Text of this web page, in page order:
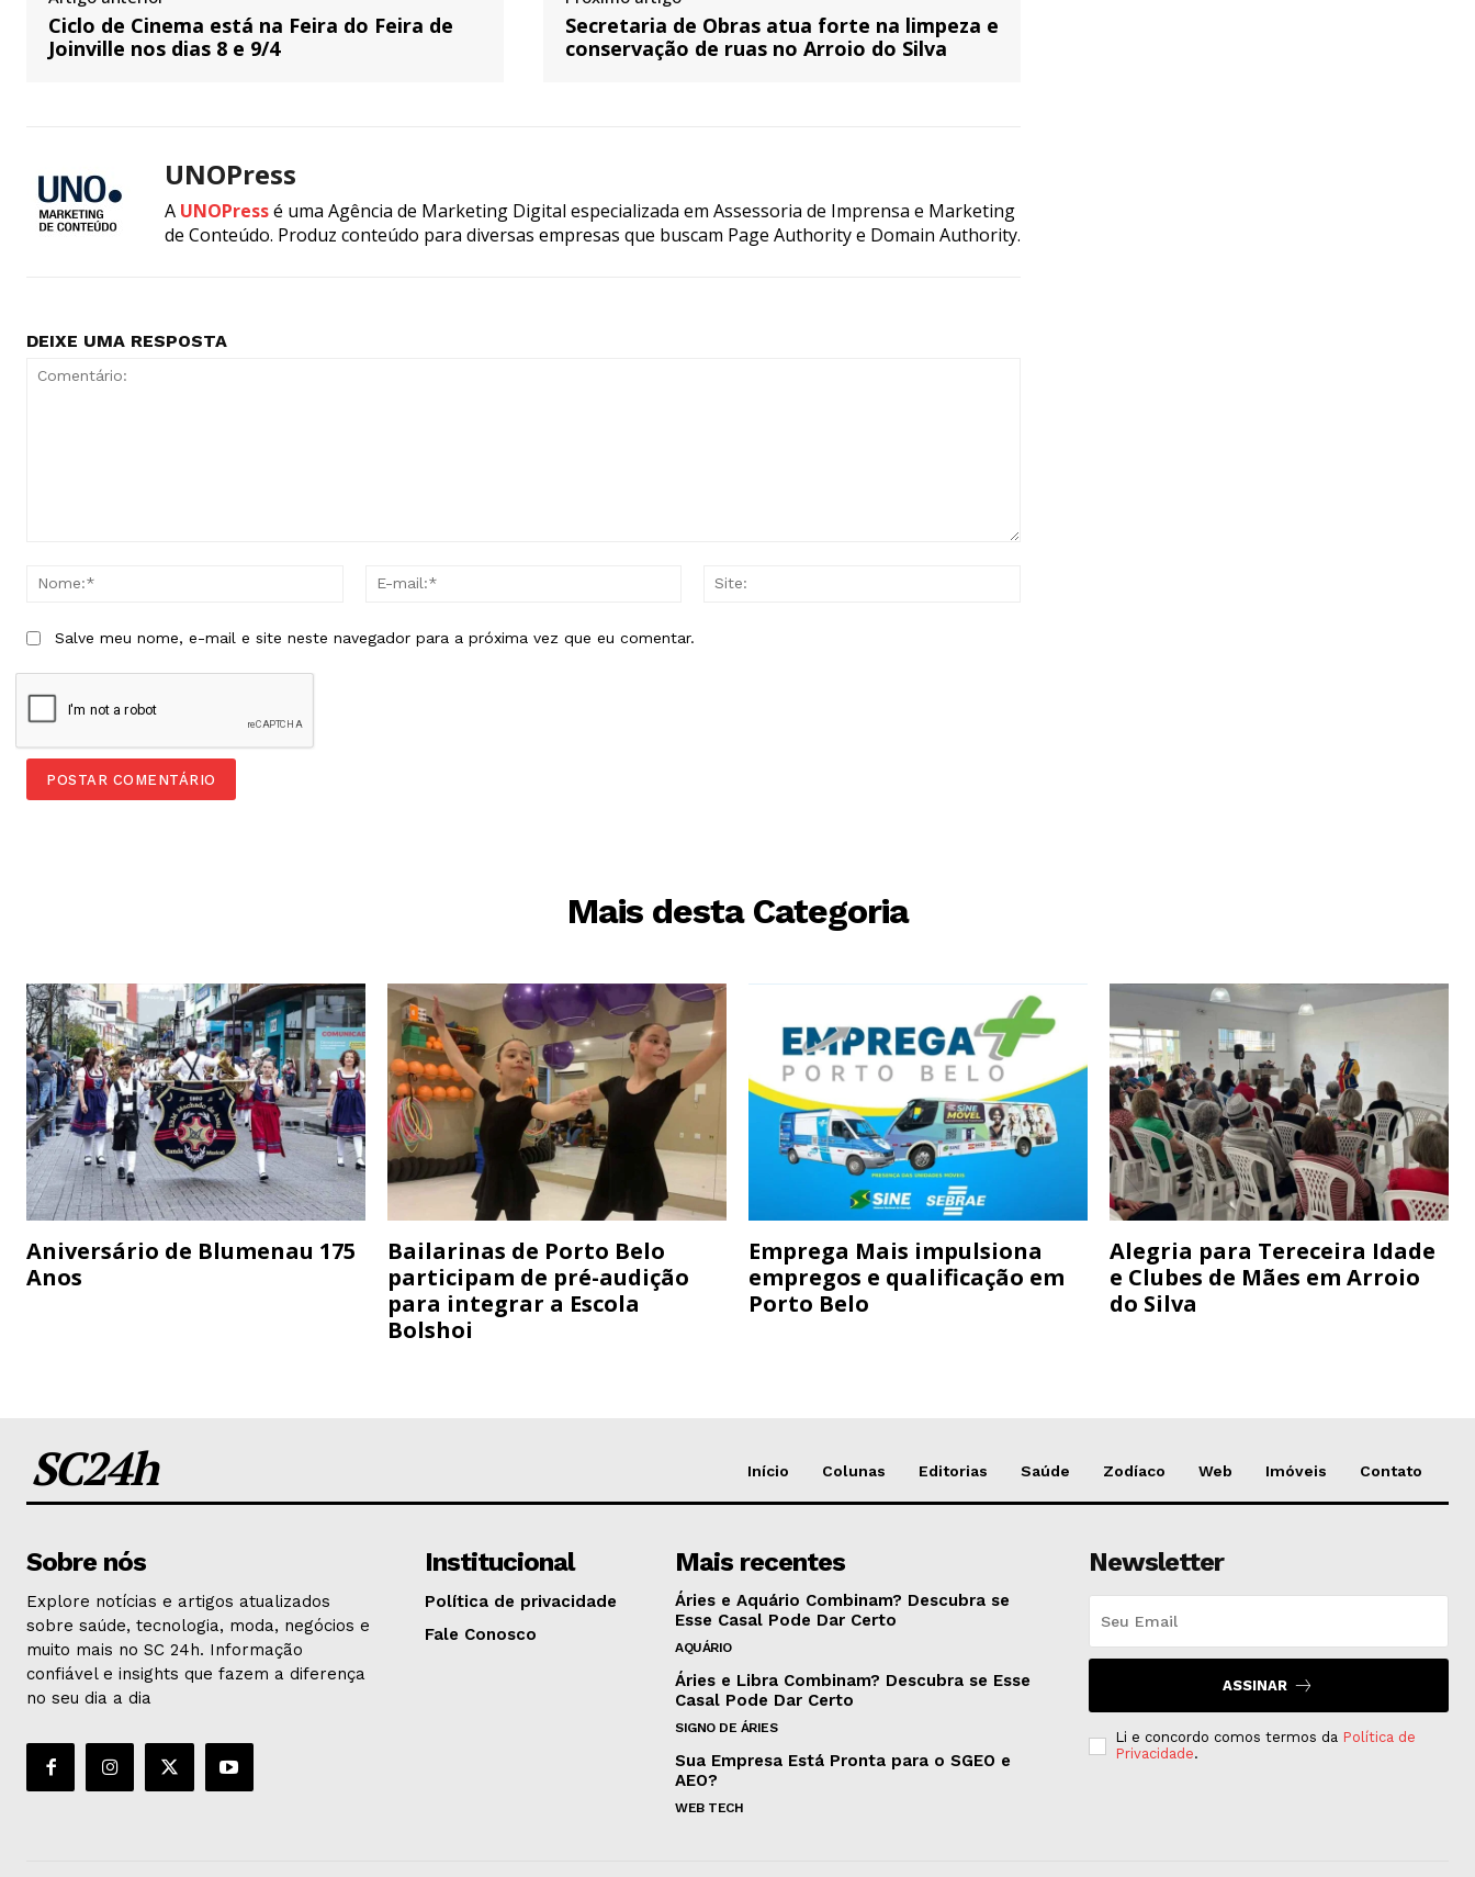
Ciclo de Cinema está na Feira do Feira de
Joinville nos dias 8 e 9/4
Secretaria de Obras atua forte na limpeza e
conservação de ruas no Arroio do Silva
UNOPress
A UNOPressé uma Agência de Marketing Digital especializada em Assessoria de Imprensa e Marketing
de Conteúdo. Produz conteúdo para diversas empresas que buscam Page Authority e Domain Authority.
DEIXE UMA RESPOSTA
Nome:*
Salve meu nome, e-mail e site neste navegador para a próxima vez que eu comentar.
Mais desta Categoria
Aniversário de Blumenau 175
Anos
Bailarinas de Porto Belo
participam de pré-audição
para integrar a Escola
Bolshoi
Emprega Mais impulsiona
empregos e qualificação em
Porto Belo
Alegria para Tereceira Idade
e Clubes de Mães em Arroio
do Silva
SC24h Início Colunas Editorias Saúde Zodíaco Web Imóveis Contato
Sobre nós
Explore notícias e artigos atualizados
sobre saúde, tecnologia, moda, negócios e
muito mais no SC 24h. Informação
confiável e insights que fazem a diferença
no seu dia a dia
Institucional
Política de privacidade
Fale Conosco
Mais recentes
Áries e Aquário Combinam? Descubra se
Esse Casal Pode Dar Certo
AQUÁRIO
Áries e Libra Combinam? Descubra se Esse
Casal Pode Dar Certo
SIGNO DE ÁRIES
Sua Empresa Está Pronta para o SGEO e
AEO?
WEB TECH
Newsletter
ASSINAR
Li e concordo comos termos da Política de
Privacidade.